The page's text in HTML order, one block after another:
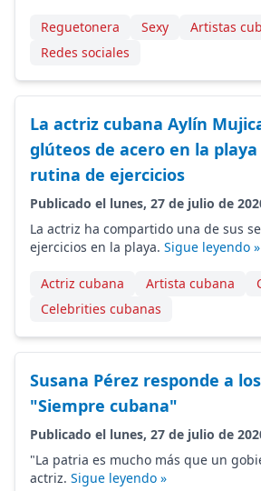
Reguetonera Sexy
Artistas
Redes sociales
La actriz cubana Aylín
glúteos de acero en la
rutina de ejercicios
Publicado el lunes, 27 de julio de
La actriz ha compartido una de sus
ejercicios en la playa. Sigue leyendo »
Actriz cubana Artista cubana
Celebrities cubanas
Susana Pérez responde a
"Siempre cubana"
Publicado el lunes, 27 de julio de
"La patria es mucho más que un
actriz. Sigue leyendo »